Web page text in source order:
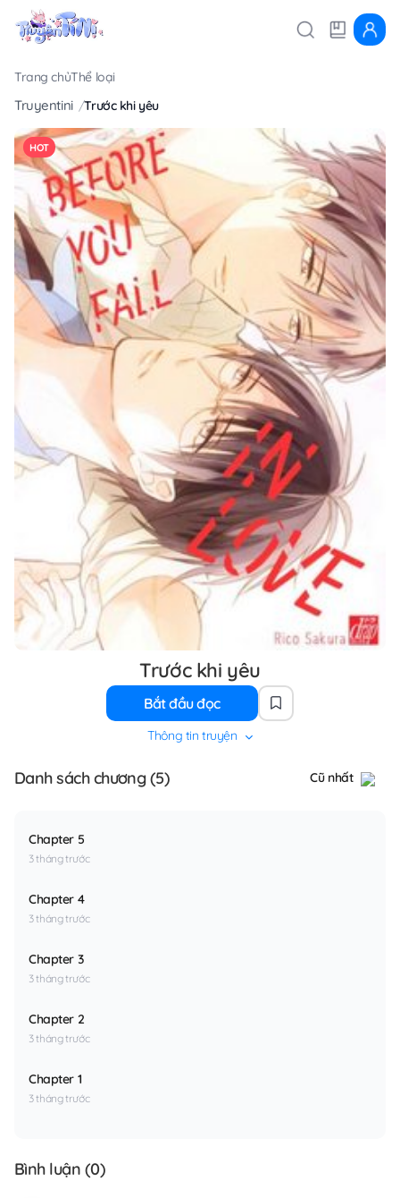
Trang chủThể loại
Truyentini Trước khi yêu
HOT
Trước khi yêu
Bắt đầu đọc
Thông tin truyện
Danh sách chương (5) Cũ nhất
Chapter 5
3 tháng trước
Chapter 4
3 tháng trước
Chapter 3
3 tháng trước
Chapter 2
3 tháng trước
Chapter 1
3 tháng trước
Bình luận (0)